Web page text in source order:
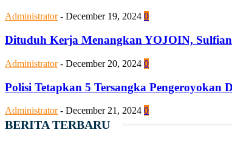
Administrator - December 19, 2024 0
Dituduh Kerja Menangkan YOJOIN,
Administrator - December 20, 2024 0
Polisi Tetapkan 5 Tersangka
Administrator - December 21, 2024 0
BERITA TERBARU